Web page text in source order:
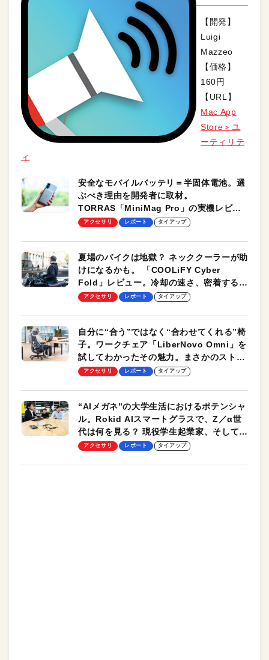
【開発】
Luigi
Mazzeo
【価格】
160円
【URL】
Mac App
Store＞ユ
ーティリテ
ィ
安全なモバイルバッテリ＝半固体電池。選
ぶべき理由を開発者に取材。
TORRAS「MiniMag Pro」の実機レビュ
ーも
アクセサリ レポート タイアップ
夏場のバイクは地獄？ ネッククーラーが助
けになるかも。 「COOLiFY Cyber
Fold」レビュー。冷却の速さ、密着する冷
却プレート、シンプルな操作性がグッド！
アクセサリ レポート タイアップ
自分に“合う”ではなく“合わせてくれる”椅
子。ワークチェア「LiberNovo Omni」を
試してわかったその魅力。まさかのストレ
ッチ機能も搭載
アクセサリ レポート タイアップ
“AIメガネ”の大学生活におけるポテンシャ
ル。Rokid AIスマートグラスで、Z／α世
代は何を見る？ 現役学生起業家、そして教
授による体験会レポート【PR】
アクセサリ レポート タイアップ